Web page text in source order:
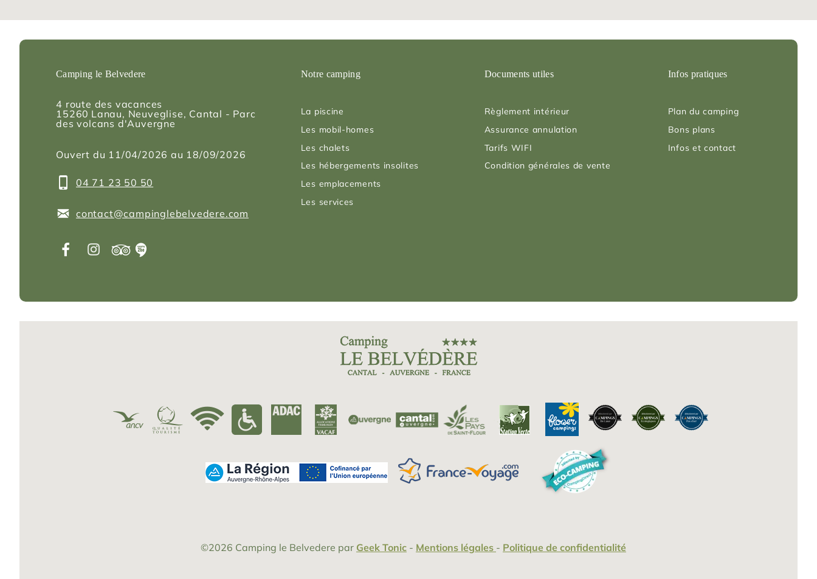
Camping le Belvedere
4 route des vacances
15260 Lanau, Neuveglise, Cantal - Parc
des volcans d'Auvergne
Ouvert du 11/04/2026 au 18/09/2026
04 71 23 50 50
contact@campinglebelvedere.com
Notre camping
La piscine
Les mobil-homes
Les chalets
Les hébergements insolites
Les emplacements
Les services
Documents utiles
Règlement intérieur
Assurance annulation
Tarifs WIFI
Condition générales de vente
Infos pratiques
Plan du camping
Bons plans
Infos et contact
©2026 Camping le Belvedere par Geek Tonic- Mentions légales - Politique de confidentialité